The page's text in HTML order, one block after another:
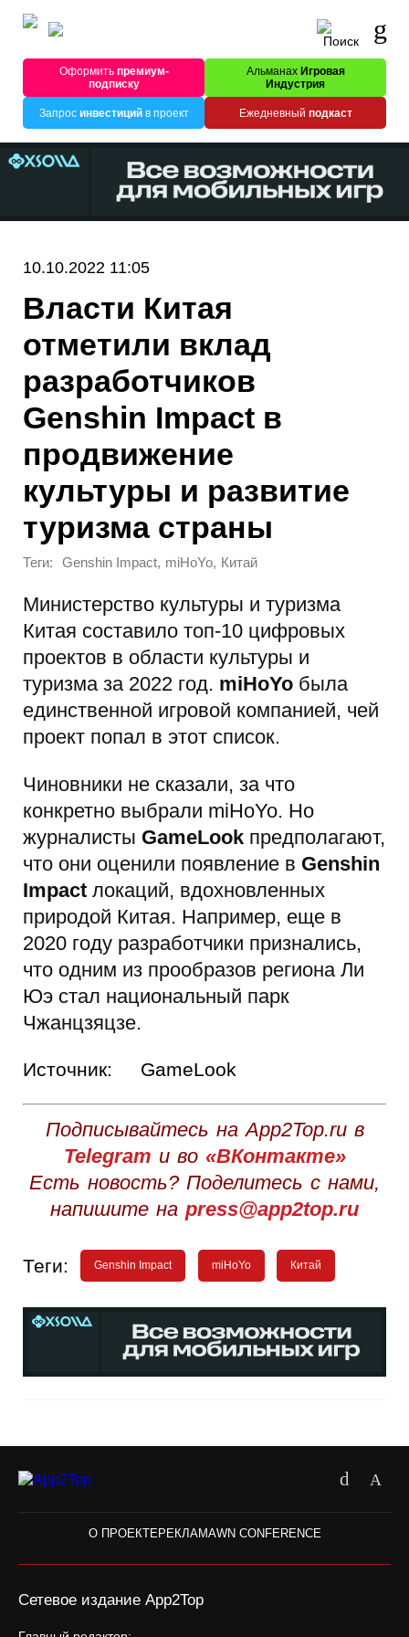
Оформитьпремиум-
подписку
Альманах Игровая
Индустрия
Запрос инвестицийв проект Ежедневный подкаст
10.10.2022 11:05
Власти Китая
отметили вклад
разработчиков
Genshin Impact в
продвижение
культуры и развитие
туризма страны
Теги: Genshin Impact, miHoYo, Китай
Министерство культуры и туризма
Китая составило топ-10 цифровых
проектов в области культуры и
туризма за 2022 год. miHoYo была
единственной игровой компанией, чей
проект попал в этот список.
Чиновники не сказали, за что
конкретно выбрали miHoYo. Но
журналисты GameLook предполагают,
что они оценили появление в Genshin
Impact локаций, вдохновленных
природой Китая. Например, еще в
2020 году разработчики признались,
что одним из прообразов региона Ли
Юэ стал национальный парк
Чжанцзяцзе.
Источник: GameLook
Подписывайтесь на App2Top.ru в
Telegram и во «ВКонтакте»
Есть новость? Поделитесь с нами,
напишите на press@app2top.ru
Теги: Genshin Impact miHoYo Китай
О ПРОЕКТЕРЕКЛАМАWN CONFERENCE
Сетевое издание App2Top